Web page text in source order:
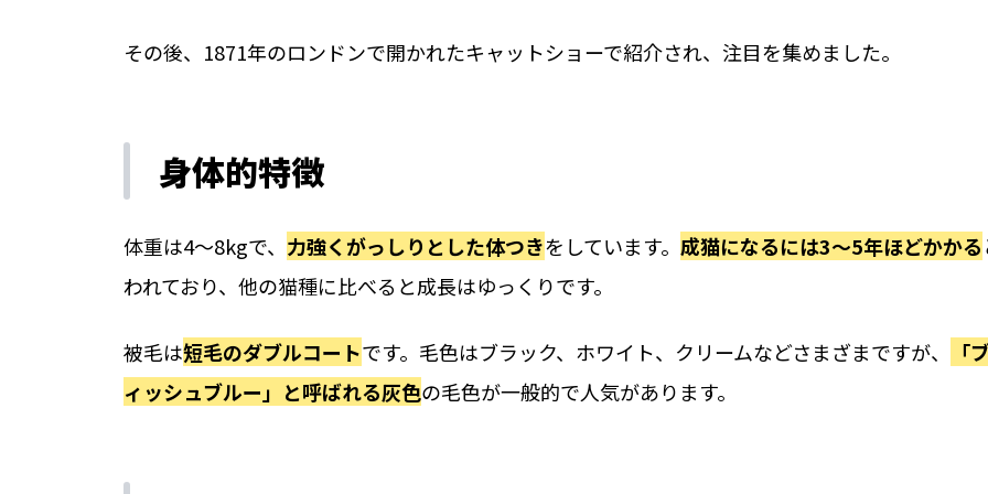
その後、1871年のロンドンで開かれたキャットショーで紹介され、注目を集めました。
身体的特徴
体重は4〜8kgで、 力強くがっしりとした体つきをしています。 成猫になるには3〜5年ほどかかる
われており、他の猫種に比べると成長はゆっくりです。
被毛は短毛のダブルコートです。毛色はブラック、ホワイト、クリームなどさまざまですが、
「
ィッシュブルー」と呼ばれる灰色の毛色が一般的で人気があります。